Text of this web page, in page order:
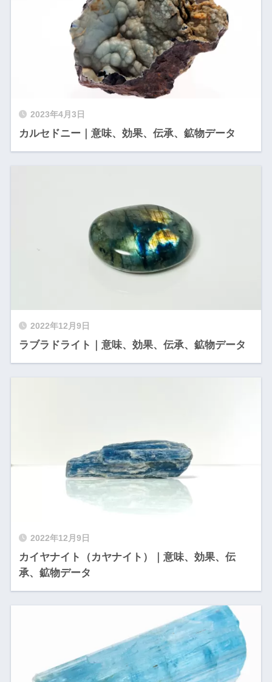
2023年4月3日
カルセドニー｜意味、効果、伝承、鉱物データ
2022年12月9日
ラブラドライト｜意味、効果、伝承、鉱物データ
2022年12月9日
カイヤナイト（カヤナイト）｜意味、効果、伝
承、鉱物データ